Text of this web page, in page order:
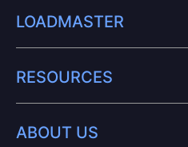
LOADMASTER
RESOURCES
ABOUT US